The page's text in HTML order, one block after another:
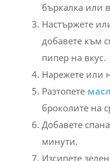
бъркалка или
Настържете
добавете към
пипер на вкус.
Нарежете или
Разтопете
броколите на
Добавете
минути.
Изсипете